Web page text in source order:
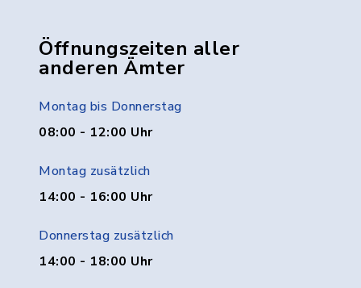
Öffnungszeiten aller
anderen Ämter
Montag bis Donnerstag
08:00 - 12:00 Uhr
Montag zusätzlich
14:00 - 16:00 Uhr
Donnerstag zusätzlich
14:00 - 18:00 Uhr